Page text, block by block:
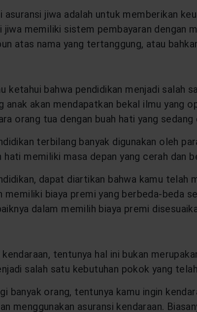
asuransi jiwa adalah untuk memberikan
jiwa memiliki sistem pembayaran dengan
atas nama yang tertanggung, atau
ketahui bahwa pendidikan menjadi salah
anak akan mendapatkan bekal ilmu yang
orang tua dengan buah hati yang
terbilang banyak digunakan oleh
hati memiliki masa depan yang cerah dan
dapat diartikan bahwa kamu telah
memiliki biaya premi yang berbeda-beda
dalam memilih biaya premi
tentunya hal ini bukan
salah satu kebutuhan pokok yang
banyak orang, tentunya kamu ingin
menggunakan asuransi kendaraan.